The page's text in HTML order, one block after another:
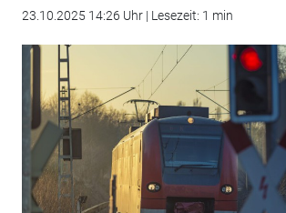
23.10.2025 14:26 Uhr | Lesezeit: 1 min